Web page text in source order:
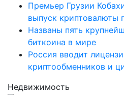
Премьер Грузии
выпуск криптовалюты
Названы пять
биткоина в мире
Россия вводит
криптообменников и
Недвижимость